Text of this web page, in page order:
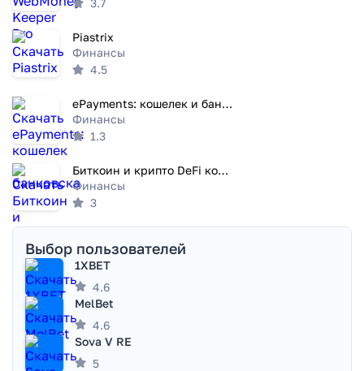
Piastrix
Финансы
4.5
ePayments: кошелек и банковска
Финансы
1.3
Биткоин и крипто DeFi кошелек
Финансы
3
Выбор пользователей
1XBET
4.6
MelBet
4.6
Sova V RE
5